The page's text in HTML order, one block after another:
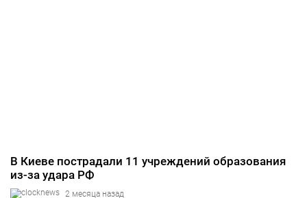
В Киеве пострадали 11 учреждений образования
из-за удара РФ
2 месяца назад